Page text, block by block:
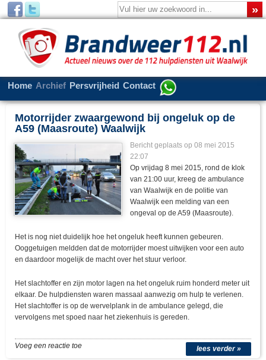
Home Archief Persvrijheid Contact
Motorrijder zwaargewond bij ongeluk op de
A59 (Maasroute) Waalwijk
Bericht geplaats op 08 mei 2015
22:07
Op vrijdag 8 mei 2015, rond de klok
van 21:00 uur, kreeg de ambulance
van Waalwijk en de politie van
Waalwijk een melding van een
ongeval op de A59 (Maasroute).
Het is nog niet duidelijk hoe het ongeluk heeft kunnen gebeuren.
Ooggetuigen meldden dat de motorrijder moest uitwijken voor een auto
en daardoor mogelijk de macht over het stuur verloor.
Het slachtoffer en zijn motor lagen na het ongeluk ruim honderd meter uit
elkaar. De hulpdiensten waren massaal aanwezig om hulp te verlenen.
Het slachtoffer is op de wervelplank in de ambulance gelegd, die
vervolgens met spoed naar het ziekenhuis is gereden.
lees verder »
Voeg een reactie toe